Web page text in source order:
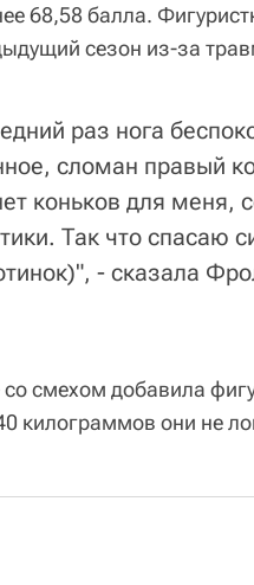
68,58 балла.
сезон из-за
раз нога
сломан правый
коньков для меня,
Так что спасаю
- сказала
смехом добавила
килограммов они не